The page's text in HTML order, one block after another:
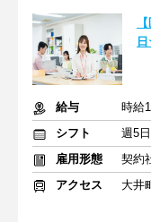
給与
シフト
週5
雇用形態
契約
アクセス
大井